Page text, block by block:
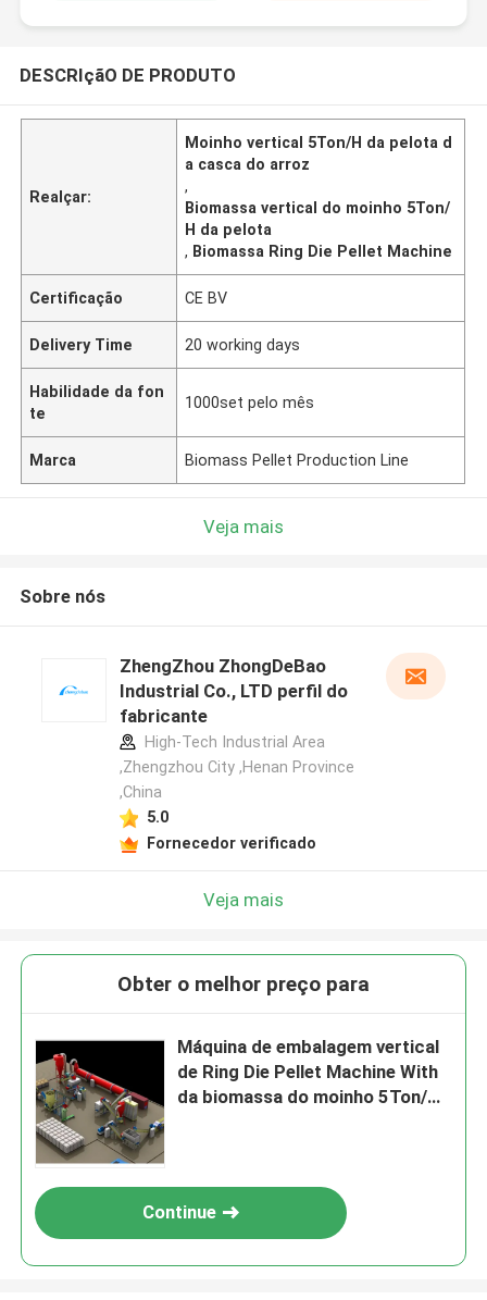
DESCRIçãO DE PRODUTO
Realçar:
Moinho vertical 5Ton/H da pelota d
a casca do arroz
,
Biomassa vertical do moinho 5Ton/
H da pelota
, Biomassa Ring Die Pellet Machine
Certificação CE BV
Delivery Time 20 working days
Habilidade da fon
te
1000set pelo mês
Marca Biomass Pellet Production Line
Veja mais
Sobre nós
ZhengZhou ZhongDeBao
Industrial Co., LTD perfil do
fabricante
High-Tech Industrial Area
,Zhengzhou City ,Henan Province
,China
5.0
Fornecedor verificado
Veja mais
Obter o melhor preço para
Máquina de embalagem vertical
de Ring Die Pellet Machine With
da biomassa do moinho 5Ton/H
Continue